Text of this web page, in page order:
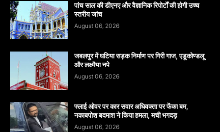
पांच साल की डीएनए और वैज्ञानिक रिपोर्टों की होगी उच्च
स्तरीय जांच
August 06, 2026
जबलपुर में घटिया सड़क निर्माण पर गिरी गाज, एडूकोण्डलू
और लक्ष्मैया नपे
August 06, 2026
फ्लाई ओवर पर कार सवार अधिवक्ता पर फेंका बम,
नकाबपोश बदमाश ने किया हमला, मची भगदड़
August 06, 2026